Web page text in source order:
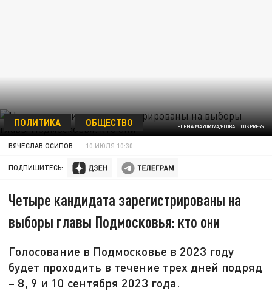
ELENA MAYOROVA/GLOBALLOOKPRESS
ПОЛИТИКА ОБЩЕСТВО
ВЯЧЕСЛАВ ОСИПОВ 10 ИЮЛЯ 10:30
ПОДПИШИТЕСЬ:
Четыре кандидата зарегистрированы на
выборы главы Подмосковья: кто они
Голосование в Подмосковье в 2023 году
будет проходить в течение трех дней подряд
– 8, 9 и 10 сентября 2023 года.